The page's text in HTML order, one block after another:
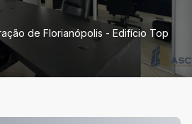
de Florianópolis - Edifício Top